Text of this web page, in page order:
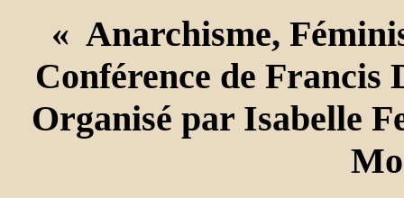
« Anarchisme,
Conférence de Francis
Organisé par Isabelle